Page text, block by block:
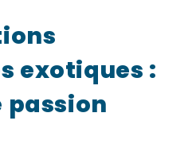
exotiques :
passion